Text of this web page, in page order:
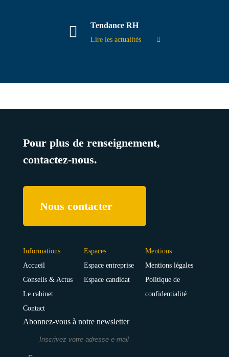
Tendance RH
Lire les actualités
Pour plus de renseignement,
contactez-nous.
Nous contacter
Informations
Accueil
Conseils & Actus
Le cabinet
Contact
Espaces
Espace entreprise
Espace candidat
Mentions
Mentions légales
Politique de
confidentialité
Abonnez-vous à notre newsletter